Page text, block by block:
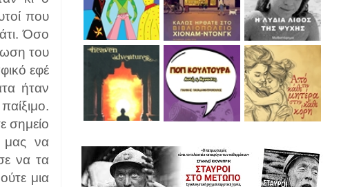
που
Όσο
του
εφέ
ήταν
σημείο
μας να
να τα
μια